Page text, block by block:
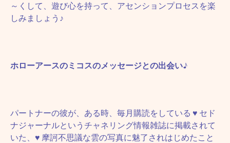
～くして、遊び心を持って、アセンションプロセスを楽
しみましょう♪
ホローアースのミコスのメッセージとの出会い♪
パートナーの彼が、ある時、毎月購読をしている ♥ セド
ナジャーナルというチャネリング情報雑誌に掲載されて
いた、♥ 摩訶不思議な雲の写真に魅了されはじめたこと